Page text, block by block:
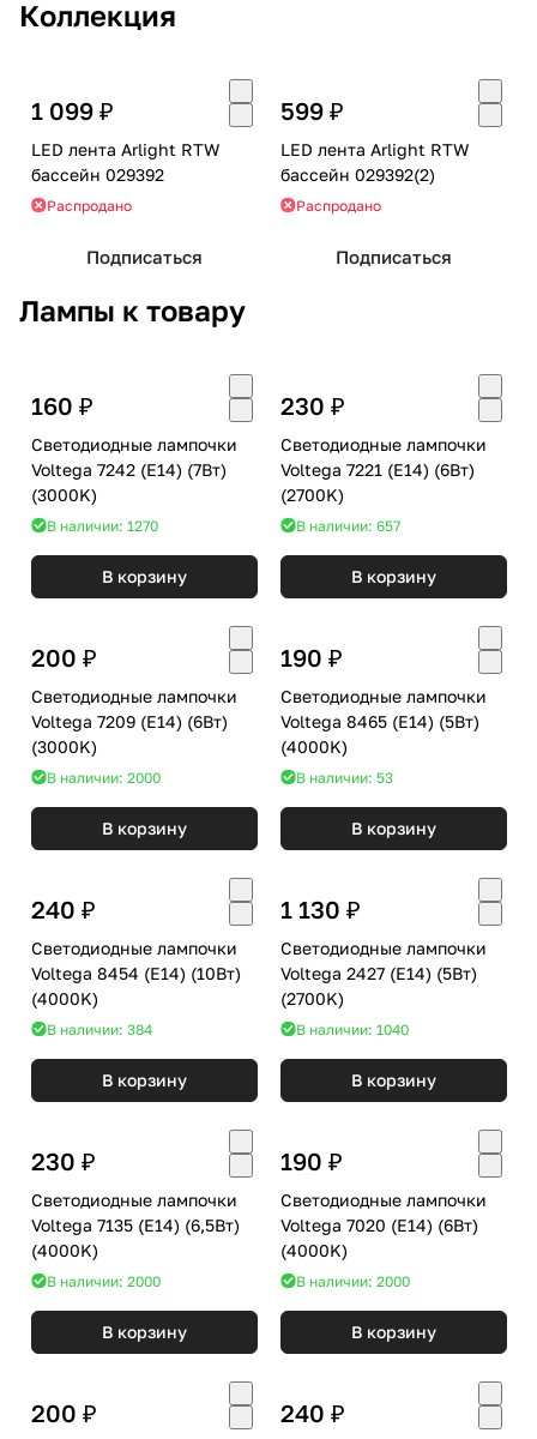
Коллекция
1 099 ₽
LED лента Arlight RTW
бассейн 029392
Распродано
Подписаться
599 ₽
LED лента Arlight RTW
бассейн 029392(2)
Распродано
Подписаться
Лампы к товару
160 ₽
Светодиодные лампочки
Voltega 7242 (E14) (7Вт)
(3000K)
В наличии: 1270
В корзину
230 ₽
Светодиодные лампочки
Voltega 7221 (E14) (6Вт)
(2700K)
В наличии: 657
В корзину
200 ₽
Светодиодные лампочки
Voltega 7209 (E14) (6Вт)
(3000K)
В наличии: 2000
В корзину
190 ₽
Светодиодные лампочки
Voltega 8465 (E14) (5Вт)
(4000K)
В наличии: 53
В корзину
240 ₽
Светодиодные лампочки
Voltega 8454 (E14) (10Вт)
(4000K)
В наличии: 384
В корзину
1 130 ₽
Светодиодные лампочки
Voltega 2427 (E14) (5Вт)
(2700K)
В наличии: 1040
В корзину
230 ₽
Светодиодные лампочки
Voltega 7135 (E14) (6,5Вт)
(4000K)
В наличии: 2000
В корзину
190 ₽
Светодиодные лампочки
Voltega 7020 (E14) (6Вт)
(4000K)
В наличии: 2000
В корзину
200 ₽ 240 ₽